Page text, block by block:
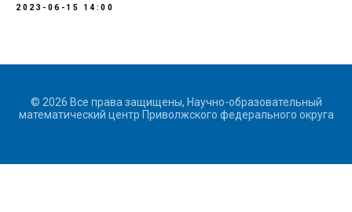
2023-06-15 14:00
© 2026 Все права защищены, Научно-образовательный
математический центр Приволжского федерального округа